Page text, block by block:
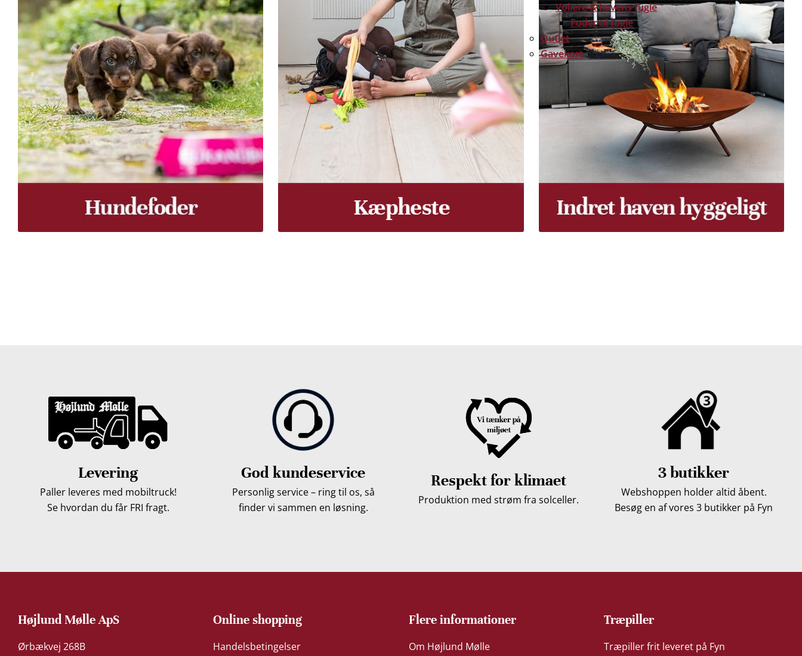
Voliere & havens fugle
Foder til fugle
Outlet
Gavekort
Levering
Paller leveres med mobiltruck!
Se hvordan du får FRI fragt.
God kundeservice
Personlig service – ring til os, så
finder vi sammen en løsning.
Respekt for klimaet
Produktion med strøm fra solceller.
3 butikker
Webshoppen holder altid åbent.
Besøg en af vores 3 butikker på Fyn
Højlund Mølle ApS
Ørbækvej 268B
Online shopping
Handelsbetingelser
Flere informationer
Om Højlund Mølle
Træpiller
Træpiller frit leveret på Fyn